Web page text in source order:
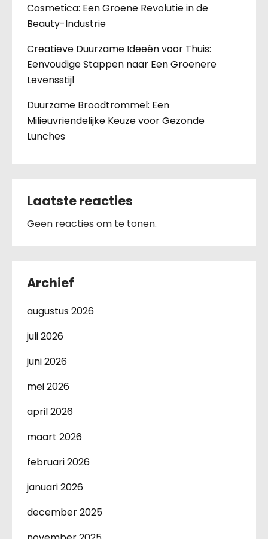
Cosmetica: Een Groene Revolutie in de
Beauty-Industrie
Creatieve Duurzame Ideeën voor Thuis:
Eenvoudige Stappen naar Een Groenere
Levensstijl
Duurzame Broodtrommel: Een
Milieuvriendelijke Keuze voor Gezonde
Lunches
Laatste reacties
Geen reacties om te tonen.
Archief
augustus 2026
juli 2026
juni 2026
mei 2026
april 2026
maart 2026
februari 2026
januari 2026
december 2025